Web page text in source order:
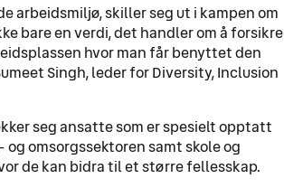
arbeidsmiljø, skiller seg ut i kampen om
bare en verdi, det handler om å forsikre
hvor man får benyttet den
Singh, leder for Diversity, Inclusion
seg ansatte som er spesielt opptatt
omsorgssektoren samt skole og
de kan bidra til et større fellesskap.